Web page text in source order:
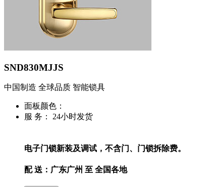
SND830MJJS
中国制造 全球品质 智能锁具
面板颜色：
服 务：
24小时发货
电子门锁新装及调试，不含门、门锁拆除费。
配 送： 广东广州 至 全国各地